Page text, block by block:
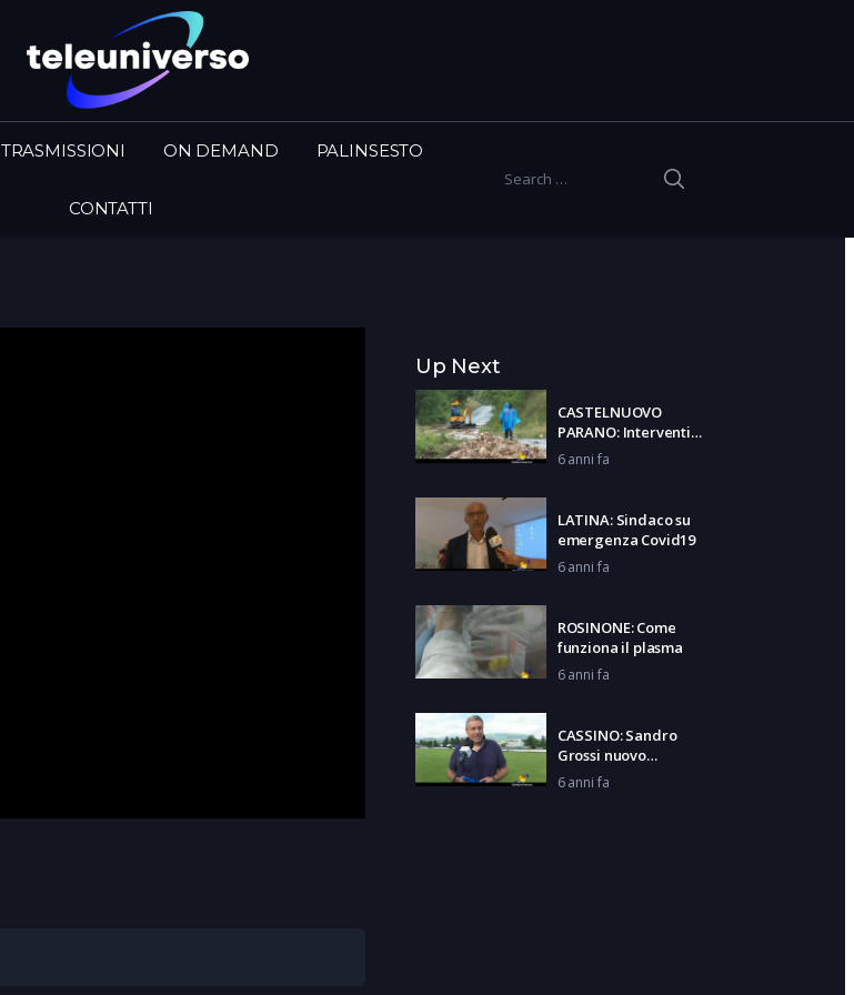
Search for:
TRASMISSIONI ON DEMAND PALINSESTO
CONTATTI
Up Next
CASTELNUOVO
PARANO: Interventi
dopo il maltempo
6 anni fa
LATINA: Sindaco su
emergenza Covid19
6 anni fa
ROSINONE: Come
funziona il plasma
6 anni fa
CASSINO: Sandro
Grossi nuovo
allenatore
6 anni fa